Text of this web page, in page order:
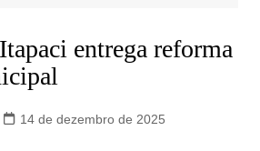
entrega reforma
14 de dezembro de 2025